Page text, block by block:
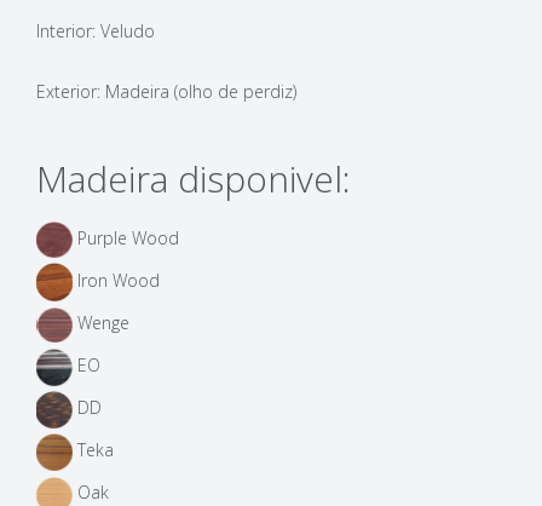
Interior: Veludo
Exterior: Madeira (olho de perdiz)
Madeira disponivel:
Purple Wood
Iron Wood
Wenge
EO
DD
Teka
Oak